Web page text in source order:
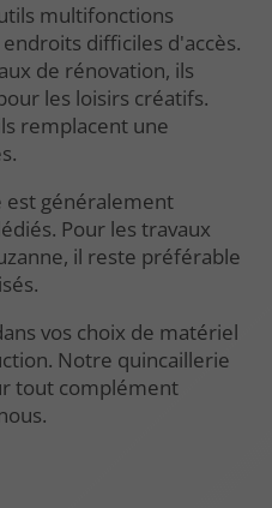
multifonctions
difficiles d'accès.
de rénovation, ils
les loisirs créatifs.
remplacent une
est généralement
Pour les travaux
il reste préférable
vos choix de matériel
Notre quincaillerie
tout complément